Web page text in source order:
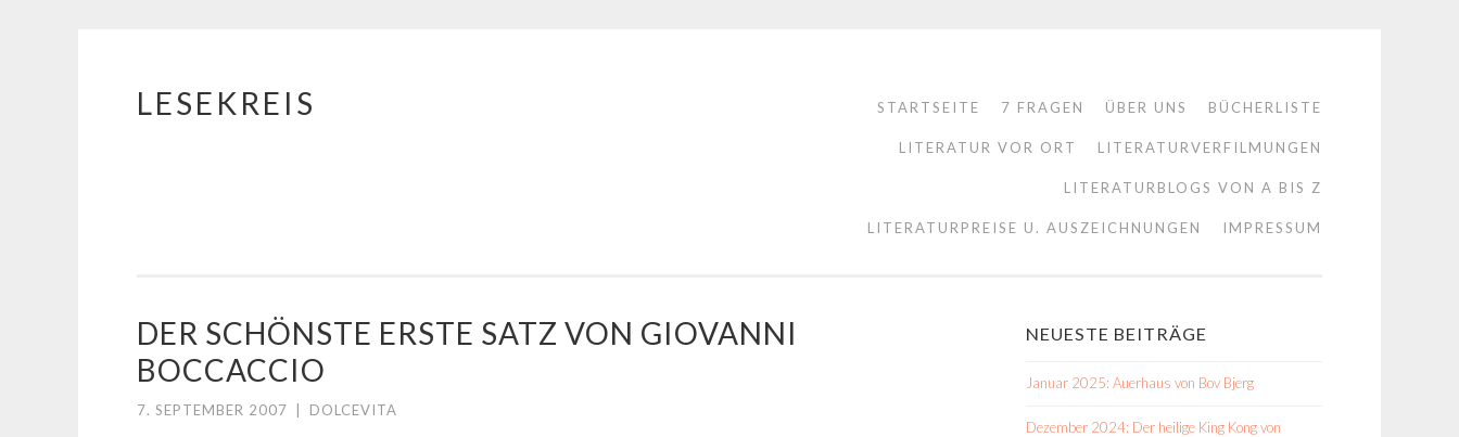
Springe
LESEKREIS STARTSEITE 7 FRAGEN ÜBER UNS BÜCHERLISTE
LITERATUR VOR ORT LITERATURVERFILMUNGEN
LITERATURBLOGS VON A BIS Z
LITERATURPREISE U. AUSZEICHNUNGEN IMPRESSUM
DER SCHÖNSTE ERSTE SATZ VON GIOVANNI
BOCCACCIO
7. SEPTEMBER 2007 DOLCEVITA
NEUESTE BEITRÄGE
Januar 2025: Auerhaus von Bov Bjerg
Dezember 2024: Der heilige King Kong von